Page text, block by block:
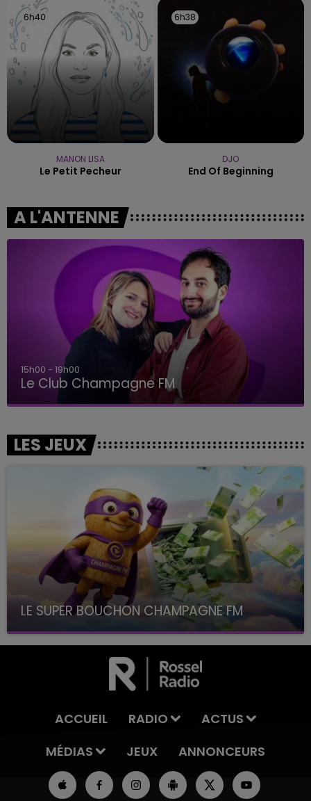
6h40
6h40
MANON LISA
Le Petit Pecheur
6h38
6h38
DJO
End Of Beginning
A L'ANTENNE
15h00 - 19h00
Le Club Champagne FM
LES JEUX
LE SUPER BOUCHON CHAMPAGNE FM
avec La Famille Champagne FM, à 8H10
ACCUEIL RADIO
ACTUS
MÉDIAS
JEUX ANNONCEURS